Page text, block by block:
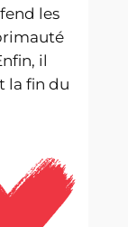
les
il
la fin du